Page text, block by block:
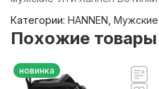
Категории: HANNEN Мужские
Похожие товары
новинка